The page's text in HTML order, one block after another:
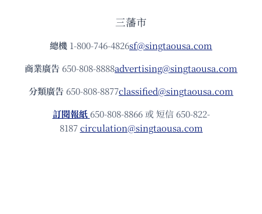
三藩市
總機 1-800-746-4826sf@singtaousa.com
商業廣告 650-808-8888advertising@singtaousa.com
分類廣告 650-808-8877classified@singtaousa.com
訂閱報紙 650-808-8866 或 短信 650-822-
8187circulation@singtaousa.com